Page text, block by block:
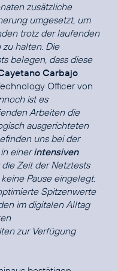
zusätzliche
umgesetzt, um
trotz der laufenden
halten. Die
belegen, dass diese
Carbajo
Officer von
ist es
Arbeiten die
ausgerichteten
uns bei der
einerintensiven
Zeit der Netztests
Pause eingelegt.
Spitzenwerte
im digitalen Alltag
zur Verfügung